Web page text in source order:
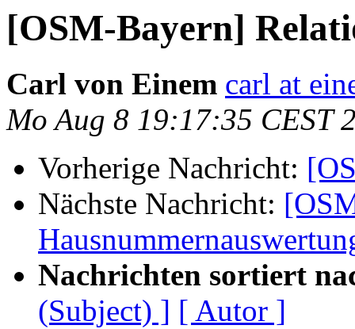
[OSM-Bayern]
Carl von Einem carl at
Mo Aug 8 19:17:35 CEST
Vorherige Nachricht:
Nächste Nachricht:
Nachrichten sortiert
(Subject) ] [ Autor ]